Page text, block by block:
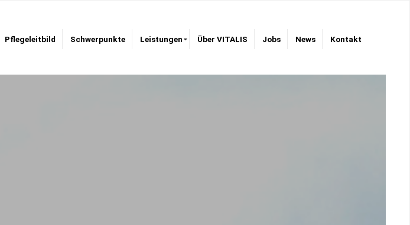
Pflegeleitbild Schwerpunkte Leistungen Über VITALIS Jobs News Kontakt